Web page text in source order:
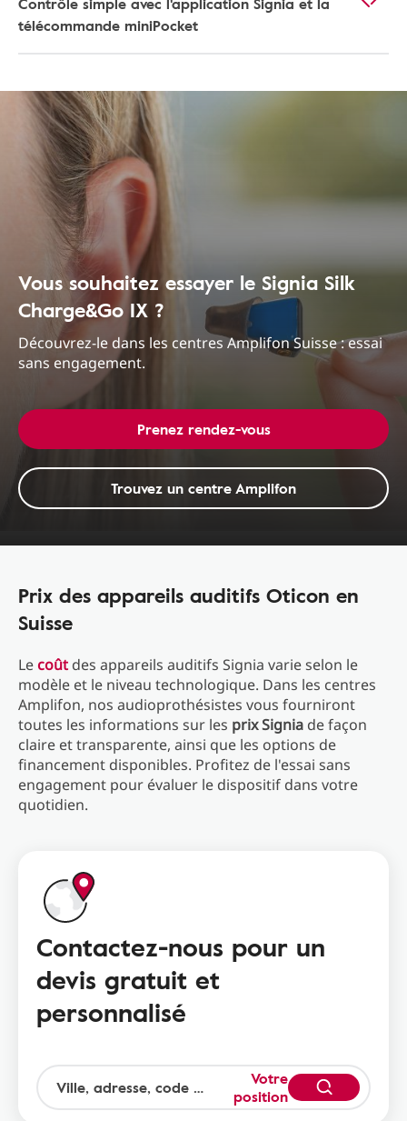
télécommande miniPocket
Vous souhaitez essayer le Signia Silk
Charge&Go IX ?
Découvrez-le dans les centres Amplifon Suisse : essai
sans engagement.
Prenez rendez-vous
Trouvez un centre Amplifon
Prix des appareils auditifs Oticon en
Suisse
Lecoût des appareils auditifs Signia varie selon le
modèle et le niveau technologique. Dans les centres
Amplifon, nos audioprothésistes vous fourniront
toutes les informations sur les prix Signia de façon
claire et transparente, ainsi que les options de
financement disponibles. Profitez de l'essai sans
engagement pour évaluer le dispositif dans votre
quotidien.
Contactez-nous pour un
devis gratuit et
personnalisé
Votre
position